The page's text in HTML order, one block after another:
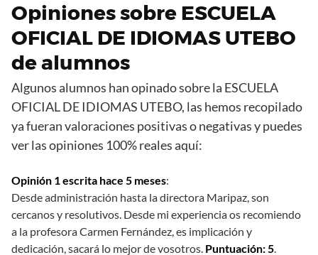
Opiniones sobre ESCUELA
OFICIAL DE IDIOMAS UTEBO
de alumnos
Algunos alumnos han opinado sobre la ESCUELA
OFICIAL DE IDIOMAS UTEBO, las hemos recopilado
ya fueran valoraciones positivas o negativas y puedes
ver las opiniones 100% reales aquí:
Opinión 1 escrita hace 5 meses:
Desde administración hasta la directora Maripaz, son
cercanos y resolutivos. Desde mi experiencia os recomiendo
a la profesora Carmen Fernández, es implicación y
dedicación, sacará lo mejor de vosotros. Puntuación: 5.